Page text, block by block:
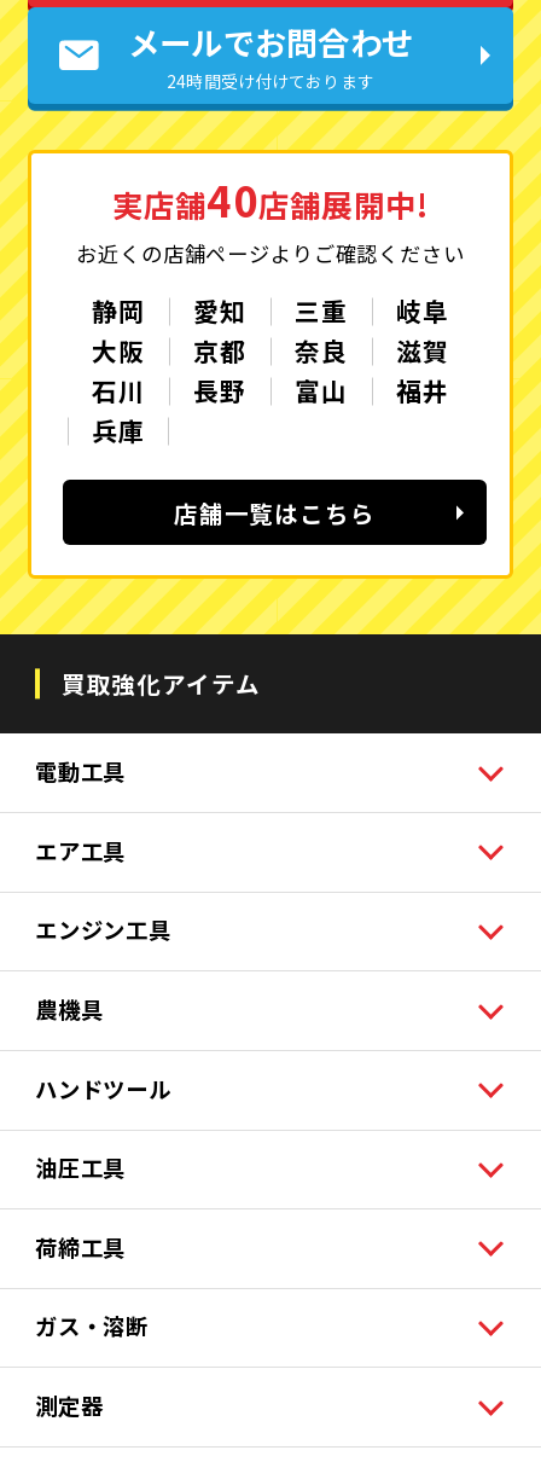
メールでお問合わせ
24時間受け付けております
実店舗40店舗展開中!
お近くの店舗ページよりご確認ください
静岡 愛知 三重
岐阜
大阪
京都 奈良
滋賀
石川
長野 富山
福井
兵庫
店舗一覧はこちら
買取強化アイテム
電動工具
エア工具
エンジン工具
農機具
ハンドツール
油圧工具
荷締工具
ガス・溶断
測定器